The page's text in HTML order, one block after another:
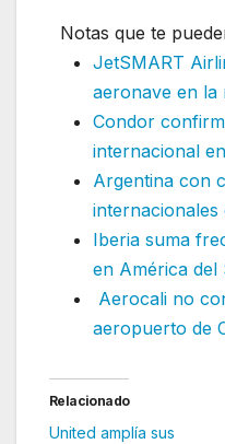
Notas que te
JetSMART
aeronave en la
Condor
internacional
Argentina con
internacionales
Iberia suma
en América del
Aerocali no
aeropuerto de
Relacionado
United amplía sus